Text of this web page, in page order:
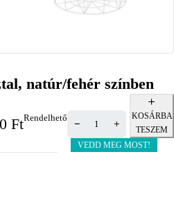
natúr/fehér színben
FtRendelhető
KOSÁRBA
TESZEM
VEDD MEG MOST!